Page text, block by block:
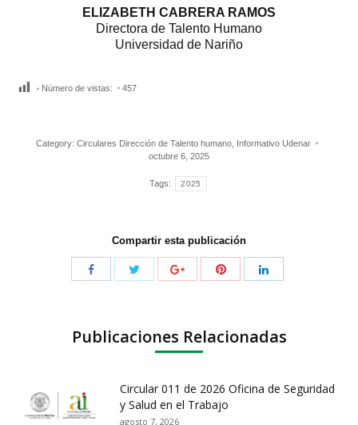
ELIZABETH CABRERA RAMOS
Directora de Talento Humano
Universidad de Nariño
Número de vistas: 457
Category: Circulares Dirección de Talento humano, Informativo Udenar
octubre 6, 2025
Tags: 2025
Compartir esta publicación
Publicaciones Relacionadas
Circular 011 de 2026 Oficina de Seguridad
y Salud en el Trabajo
agosto 7, 2026